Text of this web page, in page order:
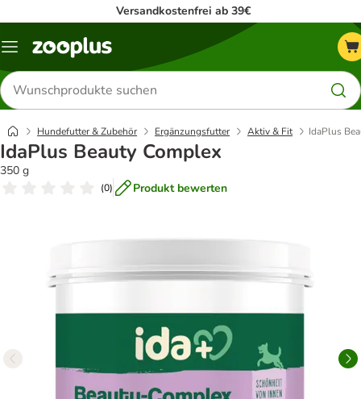
Versandkostenfrei ab 39€
Menü
Produkte
suchen
Hundefutter & Zubehör Ergänzungsfutter Aktiv & Fit IdaPlus
IdaPlus Beauty Complex
350 g
(0) Produkt bewerten